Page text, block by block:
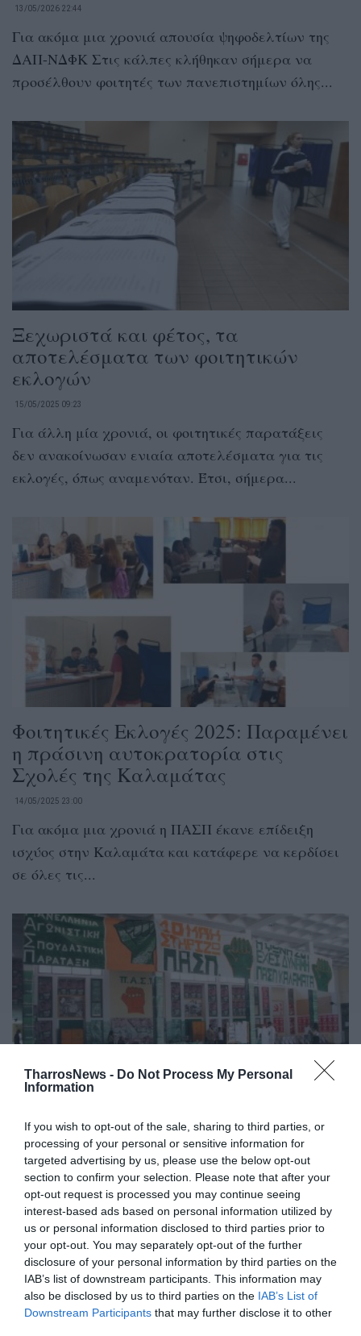
TharrosNews - Do Not Process My Personal
Information
If you wish to opt-out of the sale, sharing to third parties, or
processing of your personal or sensitive information for
targeted advertising by us, please use the below opt-out
section to confirm your selection. Please note that after your
opt-out request is processed you may continue seeing
interest-based ads based on personal information utilized by
us or personal information disclosed to third parties prior to
your opt-out. You may separately opt-out of the further
disclosure of your personal information by third parties on the
IAB’s list of downstream participants. This information may
also be disclosed by us to third parties on the IAB’s List of
Downstream Participants that may further disclose it to other
13/05/2026 22:44
Για ακόμα μια χρονιά απουσία ψηφοδελτίων της
ΔΑΠ-ΝΔΦΚ Στις κάλπες κλήθηκαν σήμερα να
προσέλθουν φοιτητές των πανεπιστημίων όλης...
Ξεχωριστά και φέτος, τα
αποτελέσματα των φοιτητικών
εκλογών
15/05/2025 09:23
Για άλλη μία χρονιά, οι φοιτητικές παρατάξεις
δεν ανακοίνωσαν ενιαία αποτελέσματα για τις
εκλογές, όπως αναμενόταν. Έτσι, σήμερα...
Φοιτητικές Εκλογές 2025: Παραμένει
η πράσινη αυτοκρατορία στις
Σχολές της Καλαμάτας
14/05/2025 23:00
Για ακόμα μια χρονιά η ΠΑΣΠ έκανε επίδειξη
ισχύος στην Καλαμάτα και κατάφερε να κερδίσει
σε όλες τις...
ΠΑΣΠ ΑΕΙ Καλαμάτας:
«Συκοφαντίες και τραμπουκισμοί
από εκπροσώπους της ΠΚΣ και ΤΗΣ
ΚΝΕ»
Για συκοφαντίες και τραμπουκισμούς από
εκπροσώπους της ΠΚΣ και της ΚΝΕ κάνει λόγο σε
δική της ανακοίνωση η...